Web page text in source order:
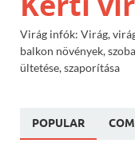
Virág infók: Virág,
balkon növények,
ültetése, szaporítása
POPULAR